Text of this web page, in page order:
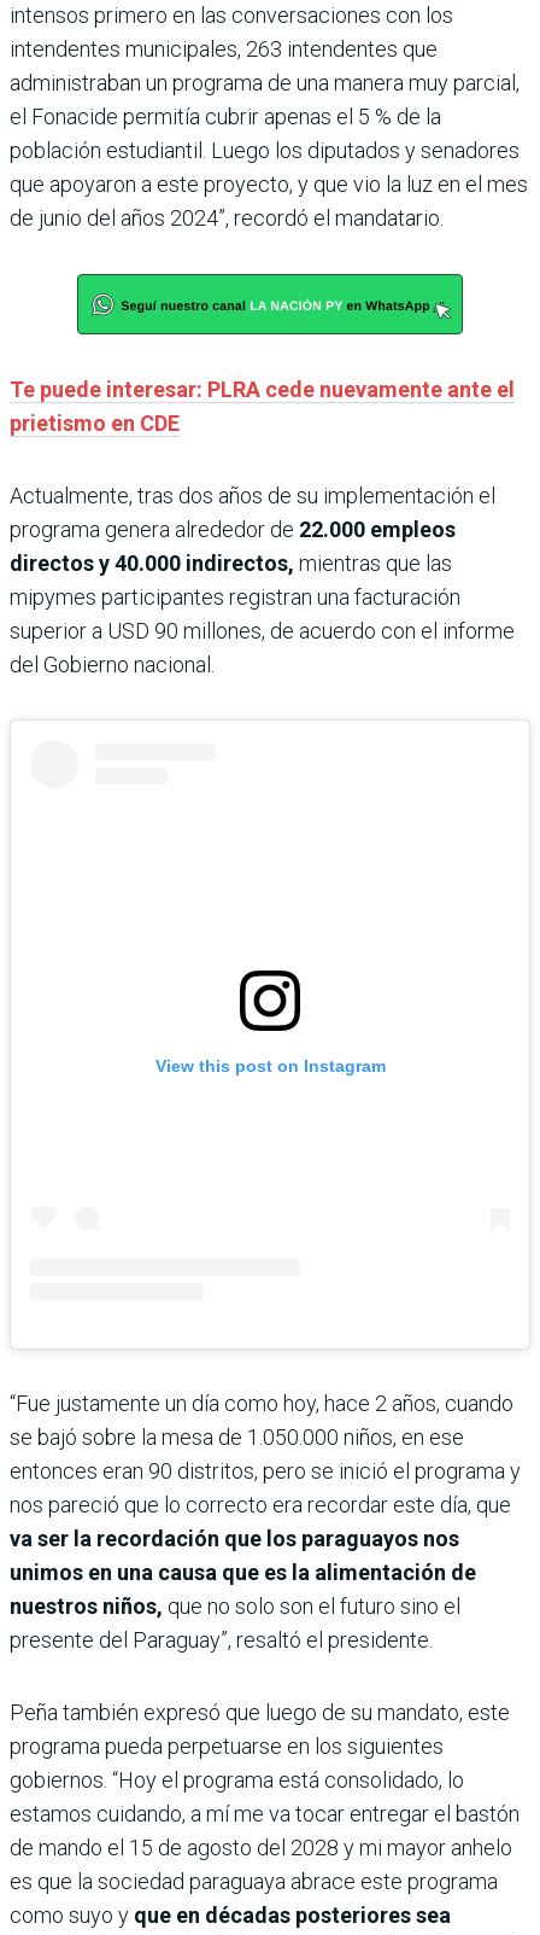
intensos primero en las conversaciones con los
intendentes municipales, 263 intendentes que
administraban un programa de una manera muy parcial,
el Fonacide permitía cubrir apenas el 5 % de la
población estudiantil. Luego los diputados y senadores
que apoyaron a este proyecto, y que vio la luz en el mes
de junio del años 2024”, recordó el mandatario.
Te puede interesar: PLRA cede nuevamente ante el
prietismo en CDE
Actualmente, tras dos años de su implementación el
programa genera alrededor de 22.000 empleos
directos y 40.000 indirectos, mientras que las
mipymes participantes registran una facturación
superior a USD 90 millones, de acuerdo con el informe
del Gobierno nacional.
View this post on Instagram
“Fue justamente un día como hoy, hace 2 años, cuando
se bajó sobre la mesa de 1.050.000 niños, en ese
entonces eran 90 distritos, pero se inició el programa y
nos pareció que lo correcto era recordar este día, que
va ser la recordación que los paraguayos nos
unimos en una causa que es la alimentación de
nuestros niños, que no solo son el futuro sino el
presente del Paraguay”, resaltó el presidente.
Peña también expresó que luego de su mandato, este
programa pueda perpetuarse en los siguientes
gobiernos. “Hoy el programa está consolidado, lo
estamos cuidando, a mí me va tocar entregar el bastón
de mando el 15 de agosto del 2028 y mi mayor anhelo
es que la sociedad paraguaya abrace este programa
como suyo y que en décadas posteriores sea